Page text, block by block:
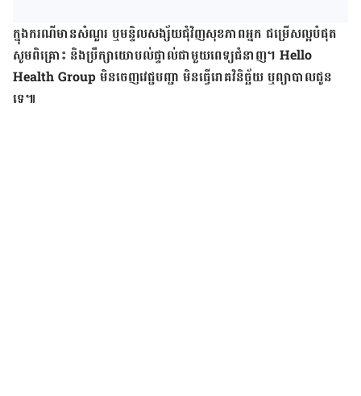
ក្នុង​ករណី​មាន​សំណួរ ឬ​មន្ទិលសង្ស័យ​ជុំវិញ​សុខភាព​អ្នក ជម្រើស​ល្អ​បំផុត
សូម​ពិគ្រោះ និង​ប្រឹក្សា​យោបល់​ផ្ទាល់​ជាមួយ​ពេទ្យ​ជំនាញ។ Hello
Health Group មិន​ចេញ​វេជ្ជបញ្ជា មិន​ធ្វើ​រោគវិនិច្ឆ័យ ឬ​ព្យាបាល​ជូន​
ទេ៕